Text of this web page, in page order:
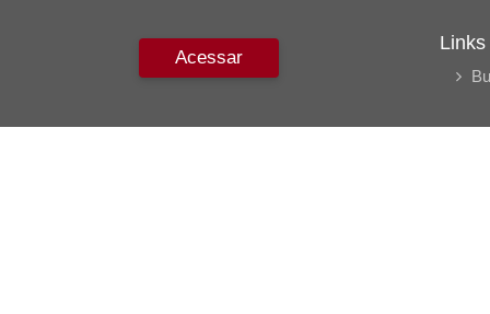
Acessar